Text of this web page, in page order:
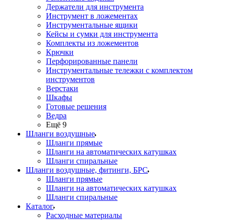
Держатели для инструмента
Инструмент в ложементах
Инструментальные ящики
Кейсы и сумки для инструмента
Комплекты из ложементов
Крючки
Перфорированные панели
Инструментальные тележки с комплектом
инструментов
Верстаки
Шкафы
Готовые решения
Ведра
Ещё 9
Шланги воздушные
Шланги прямые
Шланги на автоматических катушках
Шланги спиральные
Шланги воздушные, фитинги, БРС
Шланги прямые
Шланги на автоматических катушках
Шланги спиральные
Каталог
Расходные материалы